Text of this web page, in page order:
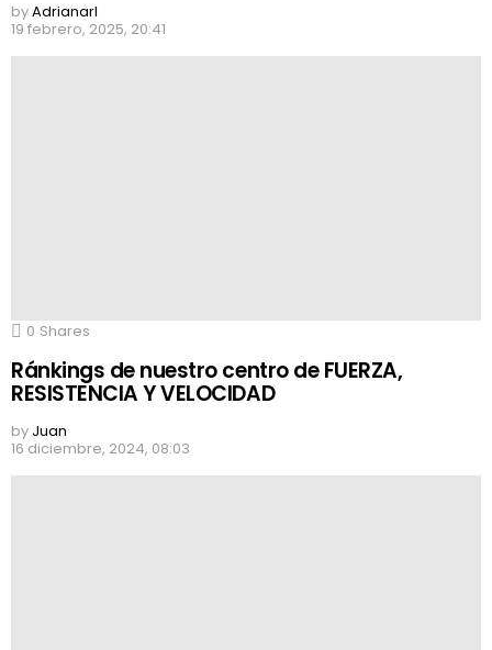
byAdrianarl
19 febrero, 2025, 20:41
0 Shares
Ránkings de nuestro centro de FUERZA,
RESISTENCIA Y VELOCIDAD
by Juan
16 diciembre, 2024, 08:03